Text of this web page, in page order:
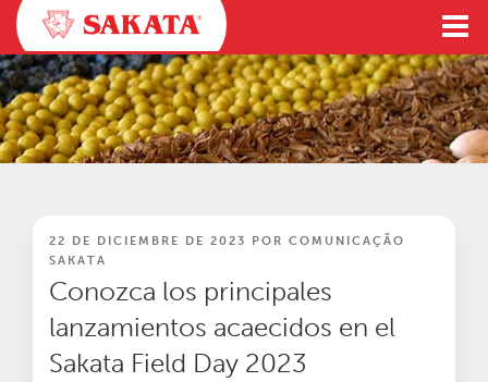
contenido
PUBLICADO
EN
22 DE DICIEMBRE DE 2023 POR COMUNICAÇÃO
SAKATA
Conozca los principales
lanzamientos acaecidos en el
Sakata Field Day 2023